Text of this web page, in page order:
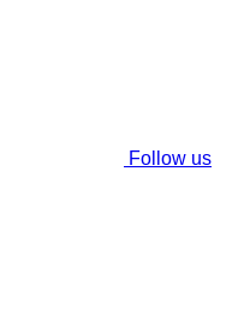
Follow us